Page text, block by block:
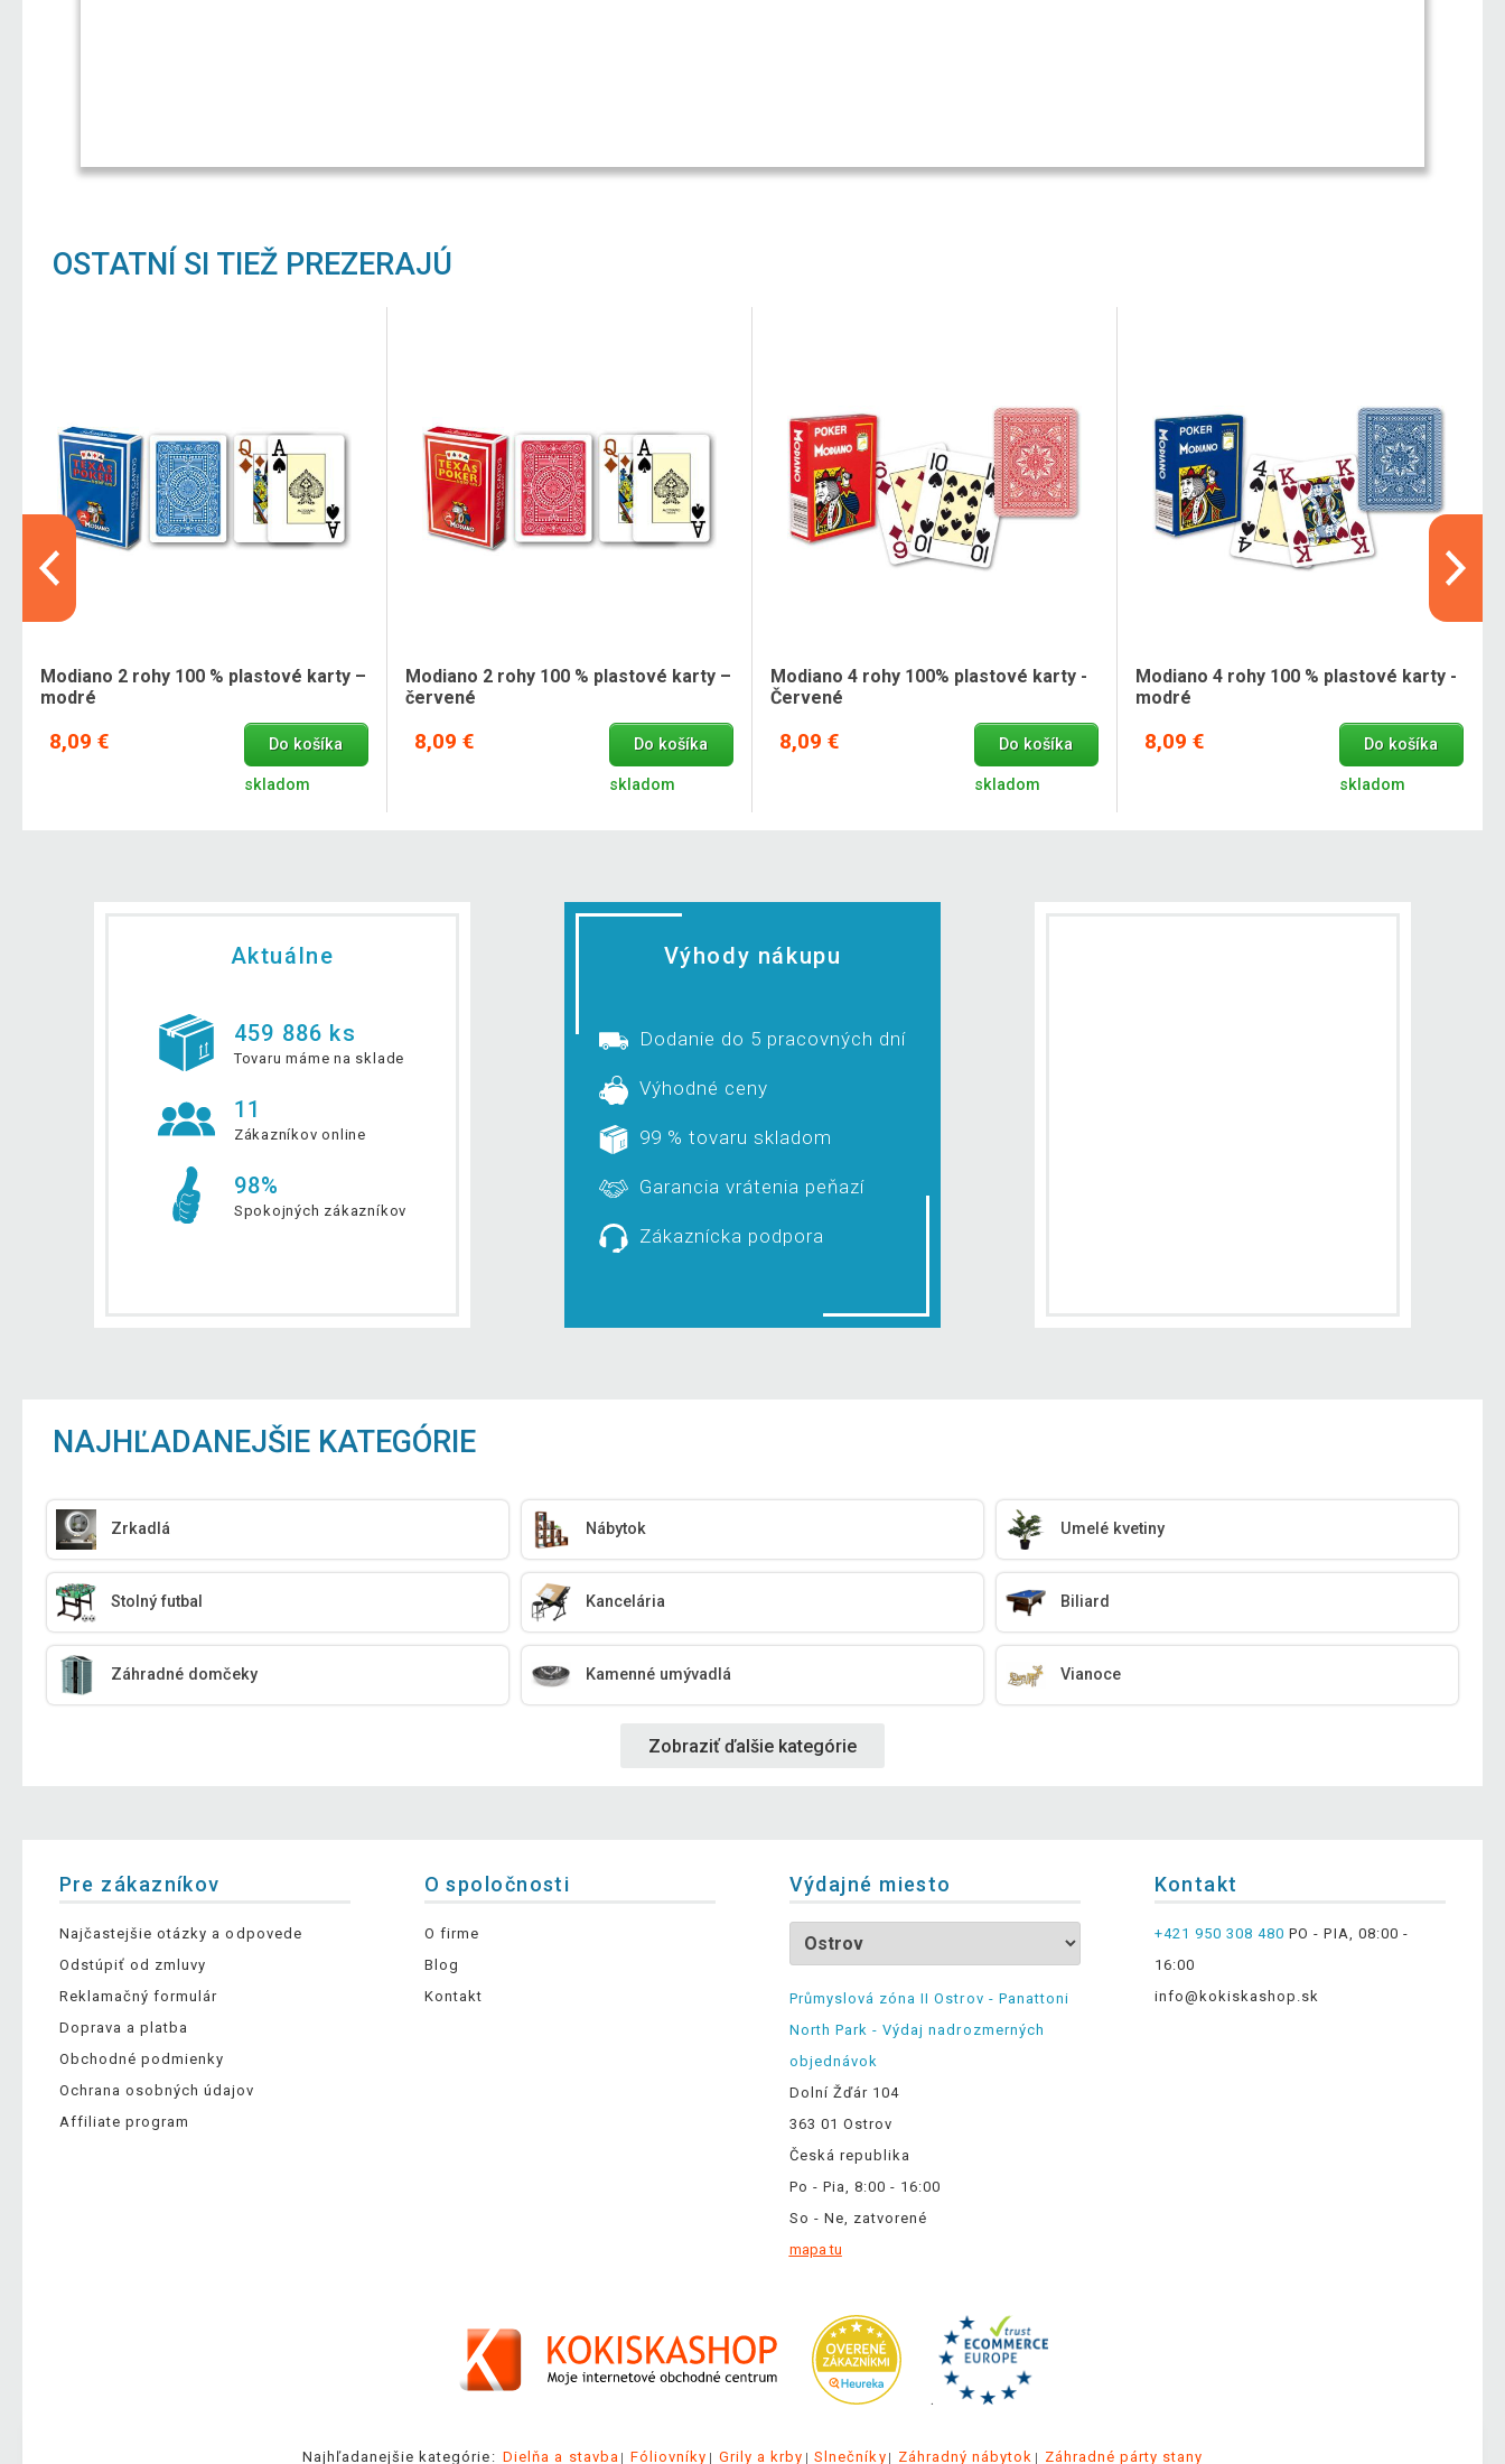
OSTATNÍ SI TIEŽ PREZERAJÚ
Modiano 2 rohy 100 % plastové karty –
modré
8,09 € Do košíka
skladom
Modiano 2 rohy 100 % plastové karty –
červené
8,09 € Do košíka
skladom
Modiano 4 rohy 100% plastové karty -
Červené
8,09 € Do košíka
skladom
Modiano 4 rohy 100 % plastové karty -
modré
8,09 € Do košíka
skladom
Aktuálne
459 886 ks
Tovaru máme na sklade
11
Zákazníkov online
98%
Spokojných zákazníkov
Výhody nákupu
Dodanie do 5 pracovných dní
Výhodné ceny
99 % tovaru skladom
Garancia vrátenia peňazí
Zákaznícka podpora
NAJHĽADANEJŠIE KATEGÓRIE
Zrkadlá Nábytok Umelé kvetiny
Stolný futbal Kancelária Biliard
Záhradné domčeky Kamenné umývadlá Vianoce
Zobraziť ďalšie kategórie
Pre zákazníkov
Najčastejšie otázky a odpovede
Odstúpiť od zmluvy
Reklamačný formulár
Doprava a platba
Obchodné podmienky
Ochrana osobných údajov
Affiliate program
O spoločnosti
O firme
Blog
Kontakt
Výdajné miesto
Průmyslová zóna II Ostrov - Panattoni
North Park - Výdaj nadrozmerných
objednávok
Dolní Žďár 104
363 01 Ostrov
Česká republika
Po - Pia, 8:00 - 16:00
So - Ne, zatvorené
mapa tu
Kontakt
+421 950 308 480 PO - PIA, 08:00 -
16:00
info@kokiskashop.sk
.
Najhľadanejšie kategórie: Dielňa a stavba Fóliovníky Grily a krby Slnečníky Záhradný nábytok Záhradné párty stany